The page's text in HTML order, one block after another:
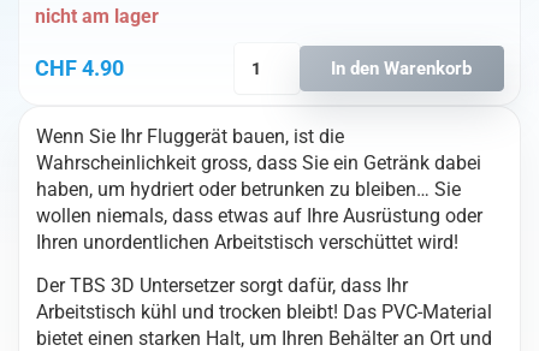
CHF4.90
nicht am lager
Menge
In den Warenkorb
Wenn Sie Ihr Fluggerät bauen, ist die
Wahrscheinlichkeit gross, dass Sie ein Getränk dabei
haben, um hydriert oder betrunken zu bleiben… Sie
wollen niemals, dass etwas auf Ihre Ausrüstung oder
Ihren unordentlichen Arbeitstisch verschüttet wird!
Der TBS 3D Untersetzer sorgt dafür, dass Ihr
Arbeitstisch kühl und trocken bleibt! Das PVC-Material
bietet einen starken Halt, um Ihren Behälter an Ort und